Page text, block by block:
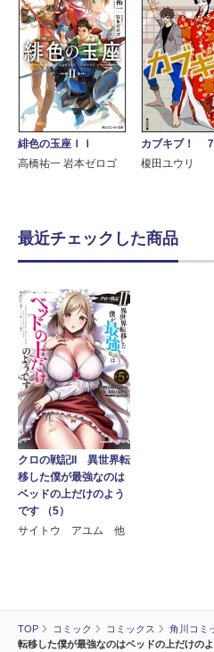
TOP コミック コミックス 角川コミ
転移した僕が最強なのはベッドの上だけの
緋色の玉座ＩＩ
高橋祐一 岩本ゼロゴ
カブキブ！ ７
榎田ユウリ
最近チェックした商品
クロの戦記II 異世界転
移した僕が最強なのは
ベッドの上だけのよう
です （5）
サイトウ アユム 他